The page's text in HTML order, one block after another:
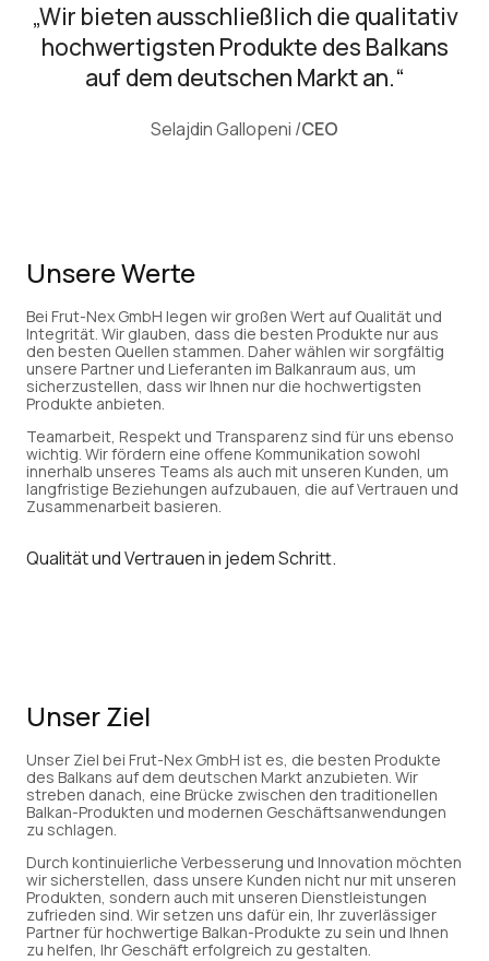
„Wir bieten ausschließlich die qualitativ
hochwertigsten Produkte des Balkans
auf dem deutschen Markt an.“
Selajdin Gallopeni /CEO
Unsere Werte
Bei Frut-Nex GmbH legen wir großen Wert auf Qualität und
Integrität. Wir glauben, dass die besten Produkte nur aus
den besten Quellen stammen. Daher wählen wir sorgfältig
unsere Partner und Lieferanten im Balkanraum aus, um
sicherzustellen, dass wir Ihnen nur die hochwertigsten
Produkte anbieten.
Teamarbeit, Respekt und Transparenz sind für uns ebenso
wichtig. Wir fördern eine offene Kommunikation sowohl
innerhalb unseres Teams als auch mit unseren Kunden, um
langfristige Beziehungen aufzubauen, die auf Vertrauen und
Zusammenarbeit basieren.
Qualität und Vertrauen in jedem Schritt.
Unser Ziel
Unser Ziel bei Frut-Nex GmbH ist es, die besten Produkte
des Balkans auf dem deutschen Markt anzubieten. Wir
streben danach, eine Brücke zwischen den traditionellen
Balkan-Produkten und modernen Geschäftsanwendungen
zu schlagen.
Durch kontinuierliche Verbesserung und Innovation möchten
wir sicherstellen, dass unsere Kunden nicht nur mit unseren
Produkten, sondern auch mit unseren Dienstleistungen
zufrieden sind. Wir setzen uns dafür ein, Ihr zuverlässiger
Partner für hochwertige Balkan-Produkte zu sein und Ihnen
zu helfen, Ihr Geschäft erfolgreich zu gestalten.